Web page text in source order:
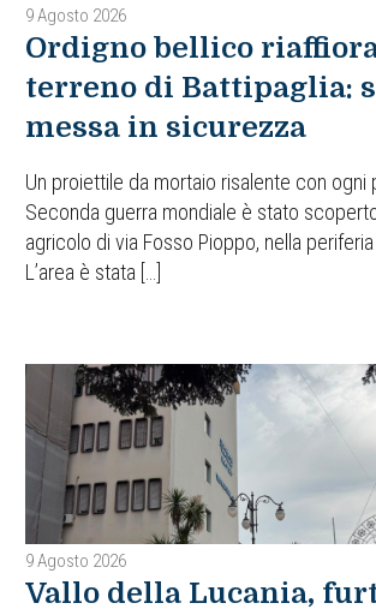
9 Agosto 2026
Ordigno bellico
terreno di Battipaglia:
messa in sicurezza
Un proiettile da mortaio risalente con ogni
Seconda guerra mondiale è stato
agricolo di via Fosso Pioppo, nella periferia
L’area è stata […]
9 Agosto 2026
Vallo della Lucania,